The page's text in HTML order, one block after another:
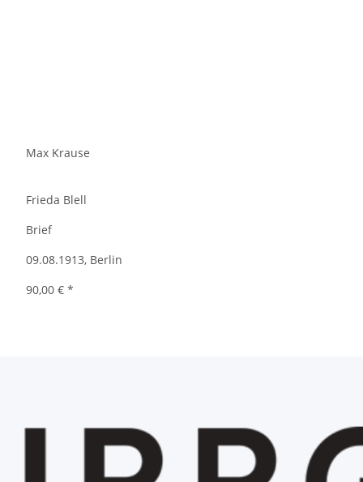
Max Krause
Frieda Blell
Brief
09.08.1913, Berlin
90,00 € *